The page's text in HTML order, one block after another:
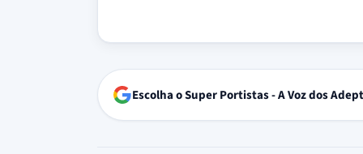
Escolha o Super Portistas - A Voz dos